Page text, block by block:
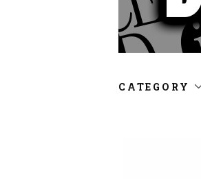
CATEGORY